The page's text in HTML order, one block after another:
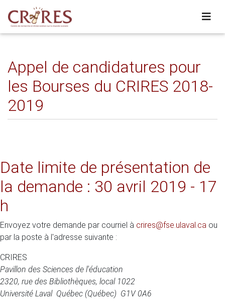
Appel de candidatures pour
les Bourses du CRIRES 2018-
2019
Date limite de présentation de
la demande : 30 avril 2019 - 17
h
Envoyez votre demande par courriel à crires@fse.ulaval.ca ou
par la poste à l'adresse suivante :
CRIRES
Pavillon des Sciences de l'éducation
2320, rue des Bibliothèques, local 1022
Université Laval Québec (Québec) G1V 0A6